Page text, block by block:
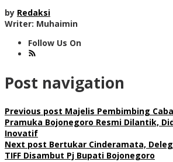
by Redaksi
Writer: Muhaimin
Follow Us On
Post navigation
Previous post Majelis Pembimbing
Pramuka Bojonegoro Resmi Dilantik,
Inovatif
Next post Bertukar Cinderamata,
TIFF Disambut Pj Bupati Bojonegoro